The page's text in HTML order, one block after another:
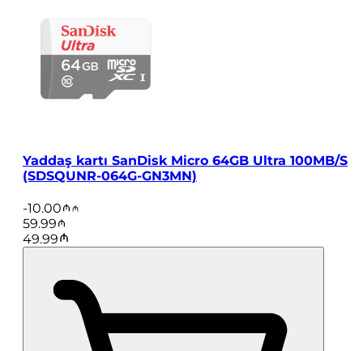
Yaddaş kartı SanDisk Micro 64GB Ultra 100MB/S
(SDSQUNR-064G-GN3MN)
-10.00
59.99
49.99